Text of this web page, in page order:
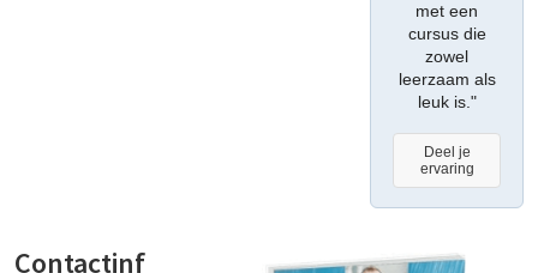
met een
cursus die
zowel
leerzaam als
leuk is."
Deel je
ervaring
Contactinf